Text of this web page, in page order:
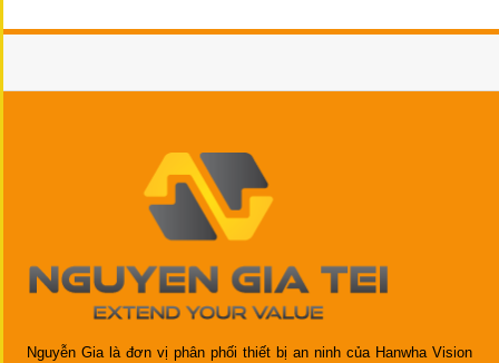
Nguyễn Gia là đơn vị phân phối thiết bị an ninh của Hanwha Vision